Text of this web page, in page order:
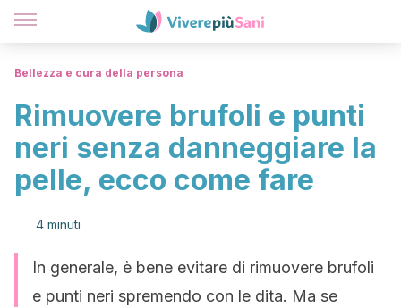
Bellezza e cura della persona
Rimuovere brufoli e punti
neri senza danneggiare la
pelle, ecco come fare
4 minuti
In generale, è bene evitare di rimuovere brufoli
e punti neri spremendo con le dita. Ma se